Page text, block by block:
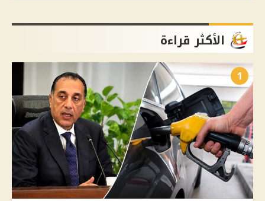
الأكثر قراءة
1